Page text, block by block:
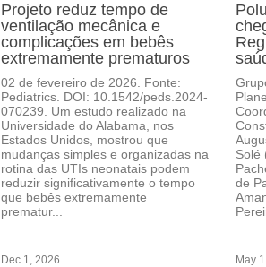
Projeto reduz tempo de
ventilação mecânica e
complicações em bebês
extremamente prematuros
02 de fevereiro de 2026. Fonte:
Pediatrics. DOI: 10.1542/peds.2024-
070239. Um estudo realizado na
Universidade do Alabama, nos
Estados Unidos, mostrou que
mudanças simples e organizadas na
rotina das UTIs neonatais podem
reduzir significativamente o tempo
que bebês extremamente
prematur...
Solé
de
Dec 1, 2026 May